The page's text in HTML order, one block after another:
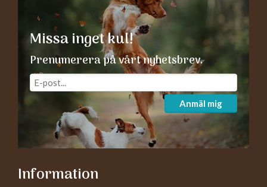
Missa inget kul!
Prenumerera på vårt nyhetsbrev.
Anmäl mig
Information